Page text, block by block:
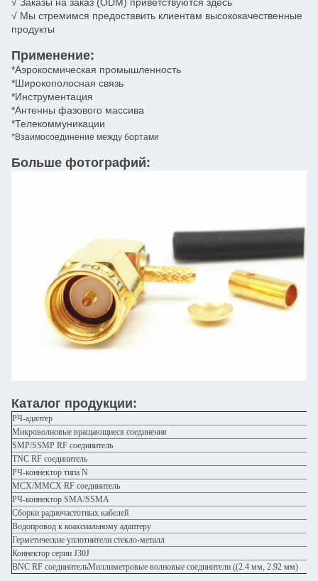
√ Мы стремимся предоставить клиентам высококачественные
продукты
Применение:
*Аэрокосмическая промышленность
*Широкополосная связь
*Инструментация
*Антенны фазового массива
*Телекоммуникации
*Взаимосоединение между бортами
Больше фотографий:
Каталог продукции:
РЧ-адаптер
Микроволновые вращающиеся соединения
SMP/SSMP RF соединитель
TNC RF соединитель
РЧ-коннектор типа N
MCX/MMCX RF соединитель
РЧ-коннектор SMA/SSMA
Сборки радиочастотных кабелей
Водопровод к коаксиальному адаптеру
Герметические уплотнители стекло-металл
Коннектор серии J30J
BNC RF соединительМиллиметровые волновые соединители ((2.4 мм, 2.92 мм)